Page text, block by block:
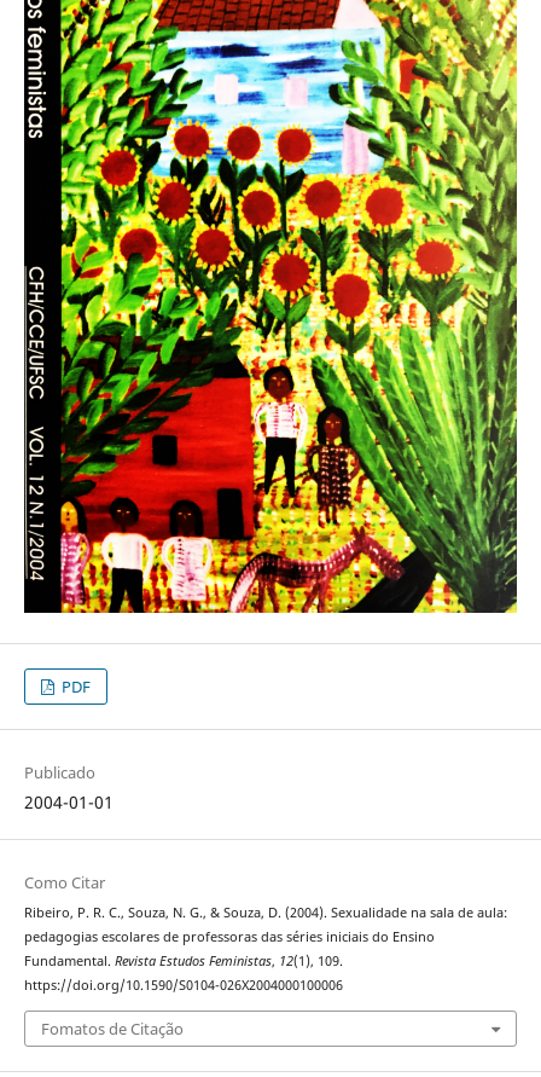
PDF
Publicado
2004-01-01
Como Citar
Ribeiro, P. R. C., Souza, N. G., & Souza, D. (2004). Sexualidade na sala de aula:
pedagogias escolares de professoras das séries iniciais do Ensino
Fundamental. Revista Estudos Feministas, 12(1), 109.
https://doi.org/10.1590/S0104-026X2004000100006
Fomatos de Citação